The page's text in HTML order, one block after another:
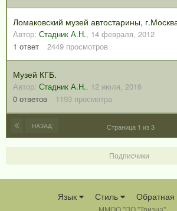
Ломаковский музей автостарины,
Автор: Стадник А.Н., 14 февраля, 2012
1 ответ 2449 просмотров
Музей КГБ.
Автор: Стадник А.Н., 12 июля, 2016
0 ответов 1193 просмотра
НАЗАД Страница 1 из 3
Подписчики
Язык Стиль Обратная
ММОО "ПО "Тризна"